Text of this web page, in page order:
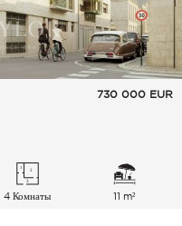
730 000 EUR
4 Комнаты 11 m²